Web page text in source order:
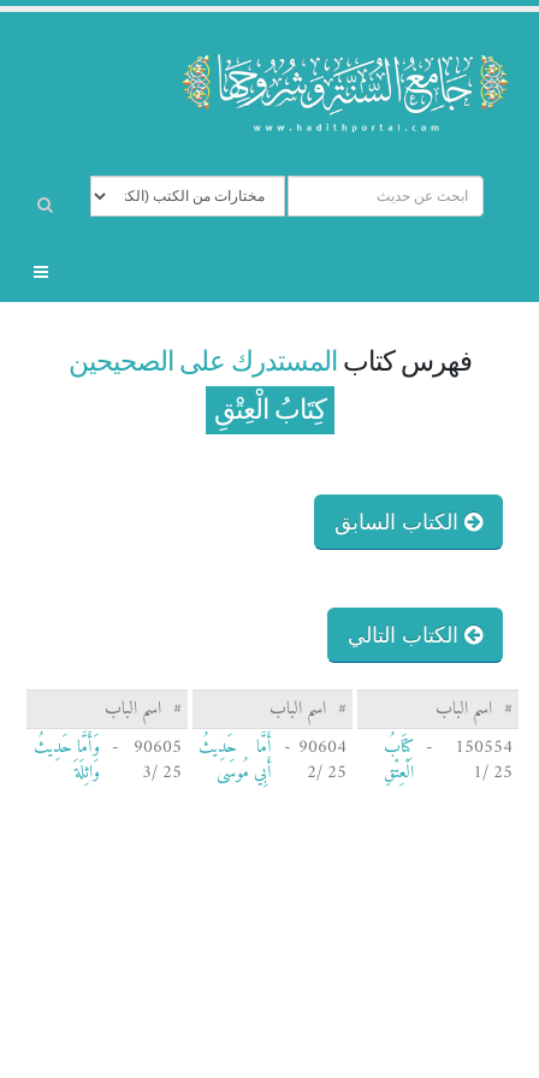
فهرس كتاب المستدرك على الصحيحين
كِتَابُ الْعِتْقِ
الكتاب السابق
الكتاب التالي
# اسم الباب # اسم الباب # اسم الباب
150554 -
25 /1
كِتَابُ
الْعِتْقِ
90604 -
25 /2
أَمَّا حَدِيثُ
أَبِي مُوسَى
90605 -
25 /3
وَأَمَّا حَدِيثُ
وَاثِلَةَ